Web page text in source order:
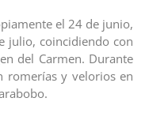
el 24 de junio,
julio, coincidiendo con
del Carmen. Durante
romerías y velorios en